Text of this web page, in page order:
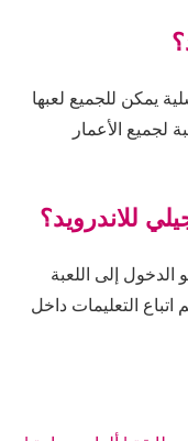
يمكن للجميع لعبها
لجميع الأعمار
للاندرويد؟
الدخول إلى اللعبة
التعليمات داخل